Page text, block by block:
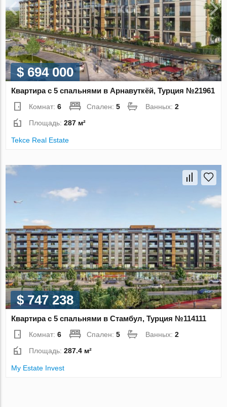
$ 694 000
Квартира с 5 спальнями в Арнавуткёй, Турция №21961
Комнат:6 Спален:5 Ванных:2
Площадь:287 м²
Tekce Real Estate
$ 747 238
Квартира с 5 спальнями в Стамбул, Турция №114111
Комнат:6 Спален:5 Ванных:2
Площадь:287.4 м²
My Estate Invest